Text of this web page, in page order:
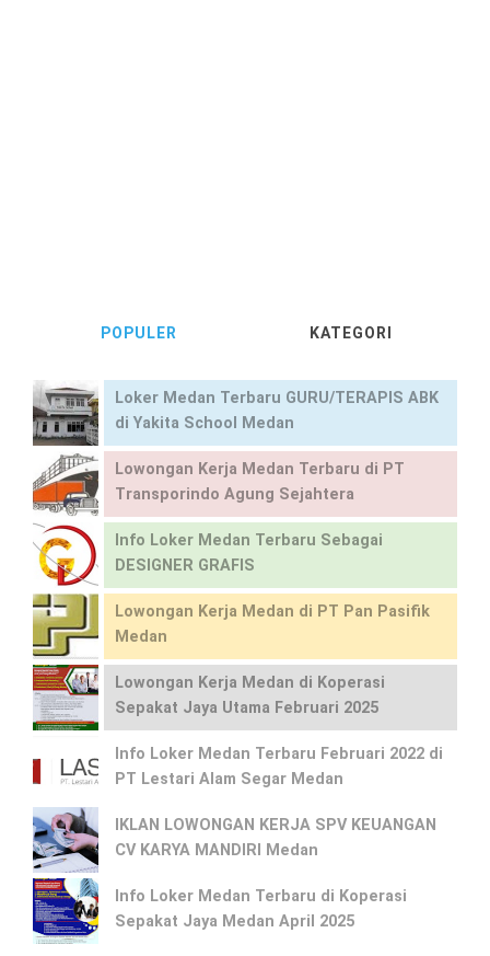
POPULER KATEGORI
Loker Medan Terbaru GURU/TERAPIS ABK
di Yakita School Medan
Lowongan Kerja Medan Terbaru di PT
Transporindo Agung Sejahtera
Info Loker Medan Terbaru Sebagai
DESIGNER GRAFIS
Lowongan Kerja Medan di PT Pan Pasifik
Medan
Lowongan Kerja Medan di Koperasi
Sepakat Jaya Utama Februari 2025
Info Loker Medan Terbaru Februari 2022 di
PT Lestari Alam Segar Medan
IKLAN LOWONGAN KERJA SPV KEUANGAN
CV KARYA MANDIRI Medan
Info Loker Medan Terbaru di Koperasi
Sepakat Jaya Medan April 2025